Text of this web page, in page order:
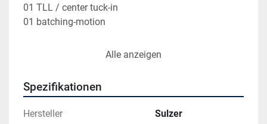
01 TLL / center tuck-in
01 batching-motion
type PU 153 VSD 110 KR D1 G , year 1985 - s/n
96.000,
Alle anzeigen
Spezifikationen
Hersteller Sulzer